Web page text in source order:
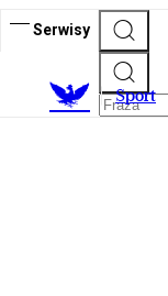
Serwisy
Sport